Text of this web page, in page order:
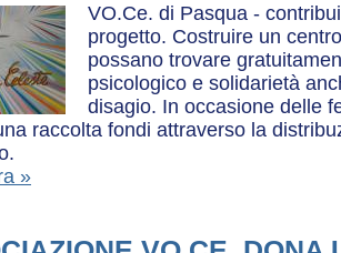
VO.Ce. di Pasqua -
progetto. Costruire un
possano trovare
psicologico e solidarietà
disagio. In occasione delle
raccolta fondi attraverso la
»